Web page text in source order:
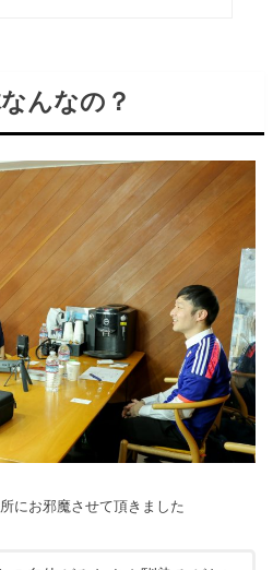
んなの？
にお邪魔させて頂きました